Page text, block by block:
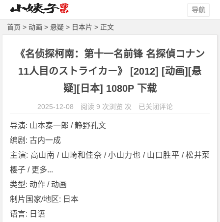
导航
首页 >动画 >悬疑 > 日本片 > 正文
《名侦探柯南：第十一名前锋 名探偵コナン
11人目のストライカー》 [2012] [动画][悬
疑][日本] 1080P 下载
2025-12-08 阅读 9 次浏览 次
《名
南：
已关闭评论
导演: 山本泰一郎 / 静野孔文
编剧: 古内一成
主演: 高山南 / 山崎和佳奈 / 小山力也 / 山口胜平 / 松井菜
樱子 / 更多...
类型: 动作 / 动画
制片国家/地区: 日本
语言: 日语